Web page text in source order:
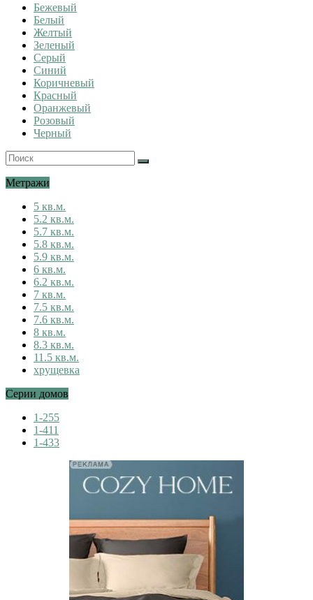
Бежевый
Белый
Желтый
Зеленый
Серый
Синий
Коричневый
Красный
Оранжевый
Розовый
Черный
Метражи
5 кв.м.
5.2 кв.м.
5.7 кв.м.
5.8 кв.м.
5.9 кв.м.
6 кв.м.
6.2 кв.м.
7 кв.м.
7.5 кв.м.
7.6 кв.м.
8 кв.м.
8.3 кв.м.
11.5 кв.м.
хрущевка
Серии домов
1-255
1-411
1-433